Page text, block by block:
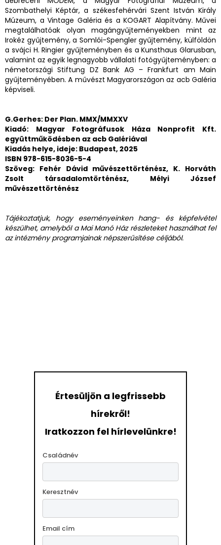
Szombathelyi Képtár, a székesfehérvári Szent István Király
Múzeum, a Vintage Galéria és a KOGART Alapítvány. Művei
megtalálhatóak olyan magángyűjteményekben mint az
Irokéz gyűjtemény, a Somlói-Spengler gyűjtemény, külföldön
a svájci H. Ringier gyűjteményben és a Kunsthaus Glarusban,
valamint az egyik legnagyobb vállalati fotógyűjteményben: a
németországi Stiftung DZ Bank AG – Frankfurt am Main
gyűjteményében. A művészt Magyarországon az acb Galéria
képviseli.
G.Gerhes: Der Plan. MMX/MMXXV
Kiadó: Magyar Fotográfusok Háza Nonprofit Kft.
együttműködésben az acb Galériával
Kiadás helye, ideje: Budapest, 2025
ISBN 978-615-8036-5-4
Szöveg: Fehér Dávid művészettörténész, K. Horváth
Zsolt társadalomtörténész, Mélyi József
művészettörténész
Tájékoztatjuk, hogy eseményeinken hang- és képfelvétel
készülhet, amelyből a Mai Manó Ház részleteket használhat fel
az intézmény programjainak népszerűsítése céljából.
Értesüljön a legfrissebb
hírekről!
Iratkozzon fel hírlevelünkre!
Családnév
Keresztnév
Email cím